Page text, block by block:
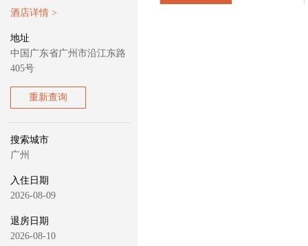
酒店详情 >
地址
中国广东省广州市沿江东路
405号
重新查询
搜索城市
广州
入住日期
2026-08-09
退房日期
2026-08-10